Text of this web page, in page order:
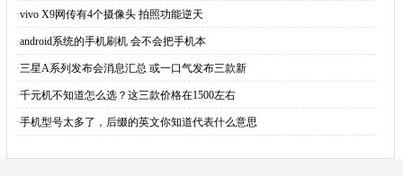
·vivo X9网传有4个摄像头 拍照功能逆天
·android系统的手机刷机 会不会把手机本
·三星A系列发布会消息汇总 或一口气发布三款新
·千元机不知道怎么选？这三款价格在1500左右
·手机型号太多了，后缀的英文你知道代表什么意思